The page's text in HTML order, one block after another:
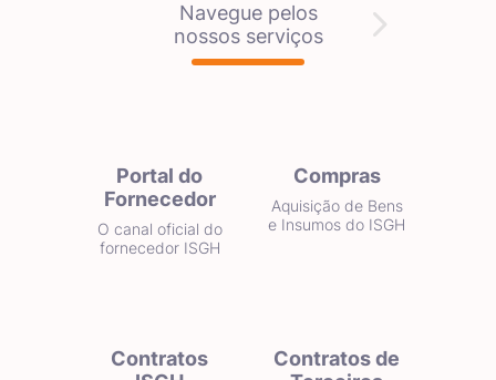
Navegue pelos
nossos serviços
Portal do
Fornecedor
O canal oficial do
fornecedor ISGH
Compras
Aquisição de Bens
e Insumos do ISGH
Contratos
Contratos de